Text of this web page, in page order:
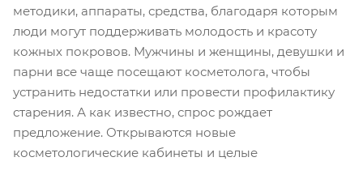
методики, аппараты, средства, благодаря которым
люди могут поддерживать молодость и красоту
кожных покровов. Мужчины и женщины, девушки и
парни все чаще посещают косметолога, чтобы
устранить недостатки или провести профилактику
старения. А как известно, спрос рождает
предложение. Открываются новые
косметологические кабинеты и целые